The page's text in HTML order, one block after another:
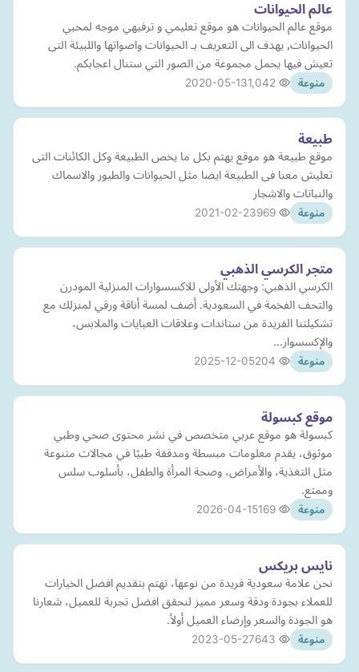
عالم الحيوانات
موقع عالم الحيوانات هو موقع تعليمي و ترفيهي موجه لمحبي
الحيوانات٫ يهدف الى التعريف بـ الحيوانات واصواتها واللبيئة التى
تعيش فيها يحمل مجموعة من الصور التي ستنال اعجابكم.
منوعة 2020-05-13
طبيعة
موقع طبيعة هو موقع يهتم بكل ما يخص الطبيعة وكل الكائنات التى
تعليش معنا فى الطبيعة ايضا مثل الحيوانات والطيور والاسماك
والنباتات والاشجار
منوعة 2021-02-23
متجر الكرسي الذهبي
الكرسي الذهبي: وجهتك الأولى للاكسسوارات المنزلية المودرن
والتحف الفخمة في السعودية. أضف لمسة أناقة ورقي لمنزلك مع
تشكيلتنا الفريدة من ستاندات وعلاقات العبايات والملابس،
والإكسسوار…
منوعة 2025-12-05
موقع كبسولة
كبسولة هو موقع عربي متخصص في نشر محتوى صحي وطبي
موثوق، يقدم معلومات مبسطة ومدققة طبيًا في مجالات متنوعة
مثل التغذية، والأمراض، وصحة المرأة والطفل، بأسلوب سلس
وممتع.
منوعة 2026-04-15
نايس بريكس
نحن علامة سعودية فريدة من نوعها، تهتم بتقديم افضل الخيارات
للعملاء بجودة ودقة وسعر مميز لنحقق افضل تجربة للعميل، شعارنا
هو الجودة والسعر وإرضاء العميل أولاً.
منوعة 2023-05-27